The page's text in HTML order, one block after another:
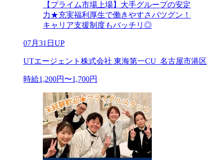
【プライム市場上場】大手グループの安定
力★充実福利厚生で働きやすさバツグン！
キャリア支援制度もバッチリ◎
07月31日UP
UTエージェント株式会社 東海第一CU_名古屋市港区
時給1,200円〜1,700円